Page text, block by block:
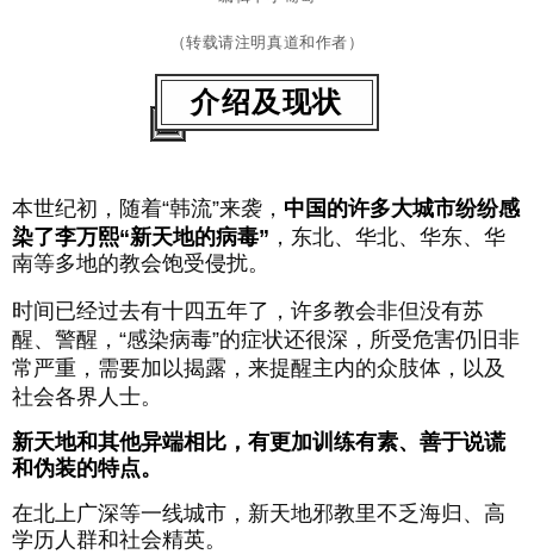
（转载请注明真道和作者）
介绍及现状
本世纪初，随着“韩流”来袭， 中国 的许多大城市纷纷感
染了李万熙“新天地的病毒” ，东北、华北、华东、华
南等多地的教会饱受侵扰。
时间已经过去有十四五年了，许多教会非但没有苏
醒、警醒， “感染病毒”的症状还很深，所受危害仍旧非
常严重，需要加以揭露，来提醒主内的众肢体 ，以及
社会各界人士。
新天地和其他异端相比，有更加训练有素、善于说谎
和伪装的特点。
在北上广深等一线城市，新天地邪教里不乏海归、高
学历人群和社会精英。